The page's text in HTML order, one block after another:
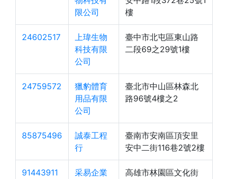
限公司
樓
24602517
上瑋生物
科技有限
公司
臺中市北屯區東山路
二段69之29號1樓
24759572
獵豹體育
用品有限
公司
臺北市中山區林森北
路96號4樓之2
85875496
誠泰工程
行
臺南市安南區頂安里
安中二街116巷2號2樓
91443911
采易企業
高雄市林園區文化街